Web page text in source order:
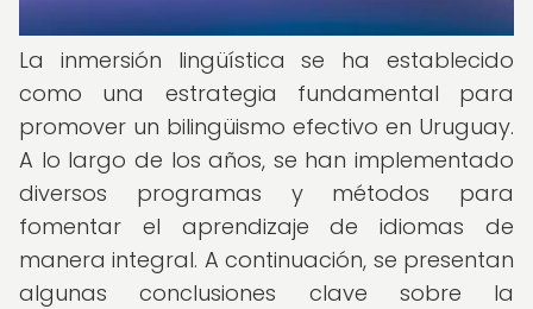
La inmersión lingüística se ha establecido
como una estrategia fundamental para
promover un bilingüismo efectivo en Uruguay.
A lo largo de los años, se han implementado
diversos programas y métodos para
fomentar el aprendizaje de idiomas de
manera integral. A continuación, se presentan
algunas conclusiones clave sobre la